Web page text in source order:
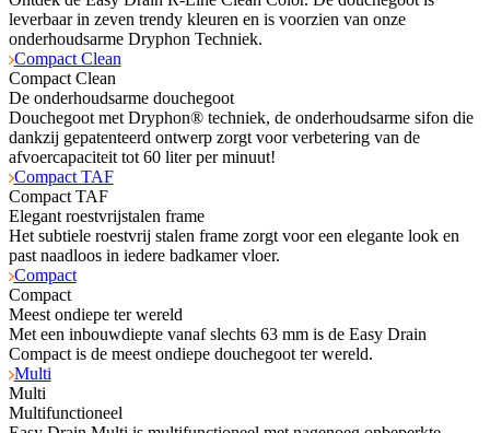
leverbaar in zeven trendy kleuren en is voorzien van onze
onderhoudsarme Dryphon Techniek.
Compact Clean
Compact Clean
De onderhoudsarme douchegoot
Douchegoot met Dryphon® techniek, de onderhoudsarme sifon die
dankzij gepatenteerd ontwerp zorgt voor verbetering van de
afvoercapaciteit tot 60 liter per minuut!
Compact TAF
Compact TAF
Elegant roestvrijstalen frame
Het subtiele roestvrij stalen frame zorgt voor een elegante look en
past naadloos in iedere badkamer vloer.
Compact
Compact
Meest ondiepe ter wereld
Met een inbouwdiepte vanaf slechts 63 mm is de Easy Drain
Compact is de meest ondiepe douchegoot ter wereld.
Multi
Multi
Multifunctioneel